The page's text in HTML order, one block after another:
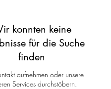
konnten keine
für die Suche
finden
aufnehmen oder unsere
Services durchstöbern.